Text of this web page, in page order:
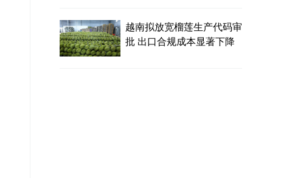
越南拟放宽榴莲生产代码审
批 出口合规成本显著下降